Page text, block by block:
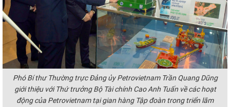
Phó Bí thư Thường trực Đảng ủy Petrovietnam Trần Quang Dũng
giới thiệu với Thứ trưởng Bộ Tài chính Cao Anh Tuấn về các hoạt
động của Petrovietnam tại gian hàng Tập đoàn trong triển lãm